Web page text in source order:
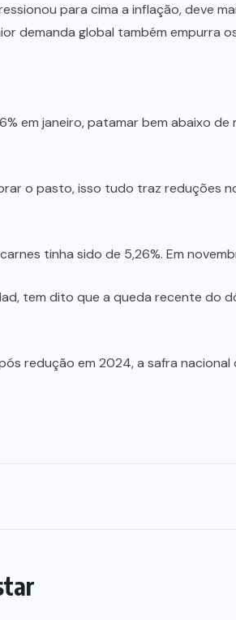
para cima a inflação, deve
demanda global também empurra
em janeiro, patamar bem abaixo
o pasto, isso tudo traz reduções
tinha sido de 5,26%. Em
tem dito que a queda recente
redução em 2024, a safra